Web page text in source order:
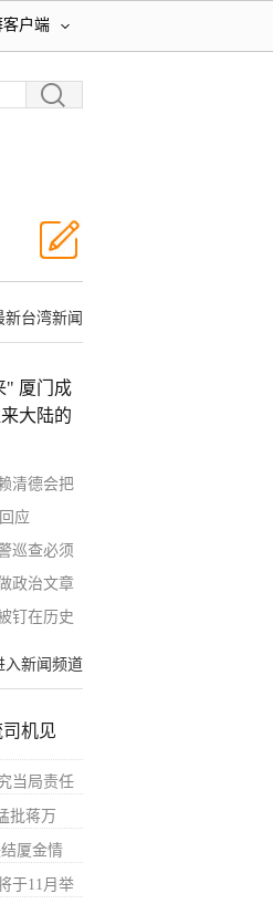
客户端
新台湾新闻
" 厦门成
大陆的
清德会把
应
巡查必须
政治文章
钉在历史
入新闻频道
机见
当局责任
批蒋万
厦金情
于11月举